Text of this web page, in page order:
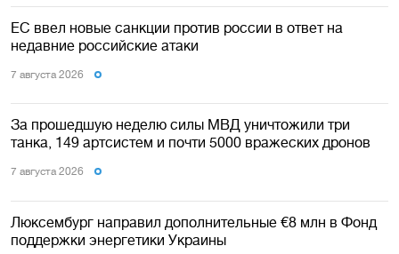
ЕС ввел новые санкции против россии в ответ на
недавние российские атаки
7 августа 2026
За прошедшую неделю силы МВД уничтожили три
танка, 149 артсистем и почти 5000 вражеских дронов
7 августа 2026
Люксембург направил дополнительные €8 млн в Фонд
поддержки энергетики Украины